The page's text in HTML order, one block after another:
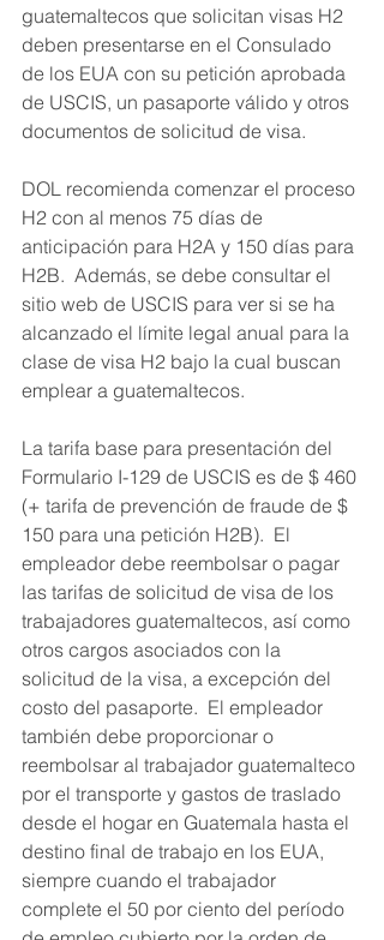
guatemaltecos que solicitan visas H2
deben presentarse en el Consulado
de los EUA con su petición aprobada
de USCIS, un pasaporte válido y otros
documentos de solicitud de visa.
DOL recomienda comenzar el proceso
H2 con al menos 75 días de
anticipación para H2A y 150 días para
H2B.  Además, se debe consultar el
sitio web de USCIS para ver si se ha
alcanzado el límite legal anual para la
clase de visa H2 bajo la cual buscan
emplear a guatemaltecos.
La tarifa base para presentación del
Formulario I-129 de USCIS es de $ 460
(+ tarifa de prevención de fraude de $
150 para una petición H2B).  El
empleador debe reembolsar o pagar
las tarifas de solicitud de visa de los
trabajadores guatemaltecos, así como
otros cargos asociados con la
solicitud de la visa, a excepción del
costo del pasaporte.  El empleador
también debe proporcionar o
reembolsar al trabajador guatemalteco
por el transporte y gastos de traslado
desde el hogar en Guatemala hasta el
destino final de trabajo en los EUA,
siempre cuando el trabajador
complete el 50 por ciento del período